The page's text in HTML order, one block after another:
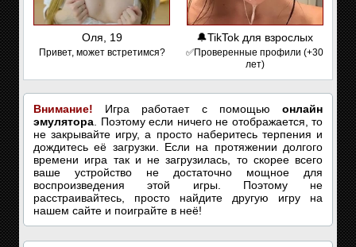
Оля, 19
Привет, может встретимся?
🔔TikTok для взрослых
✅Проверенные профили (+30
лет)
Внимание! Игра работает с помощью онлайн
эмулятора . Поэтому если ничего не отображается, то
не закрывайте игру, а просто наберитесь терпения и
дождитесь её загрузки. Если на протяжении долгого
времени игра так и не загрузилась, то скорее всего
ваше устройство не достаточно мощное для
воспроизведения этой игры. Поэтому не
расстраивайтесь, просто найдите другую игру на
нашем сайте и поиграйте в неё!